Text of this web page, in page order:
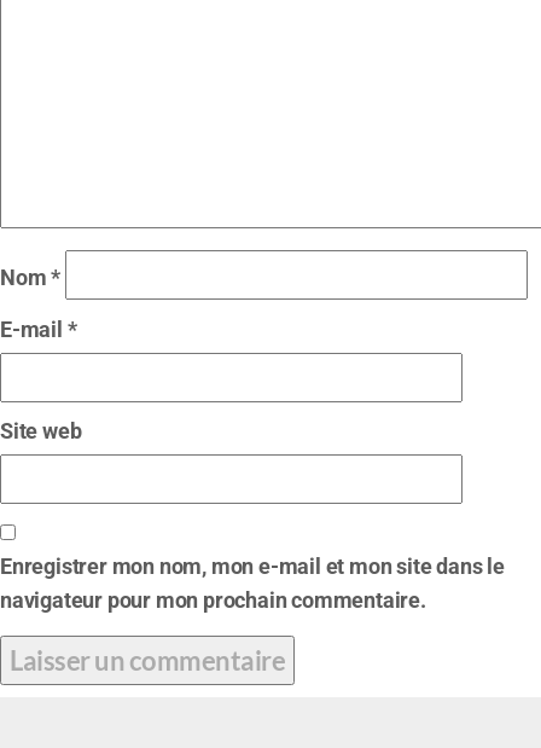
Nom*
E-mail *
Site web
Enregistrer mon nom, mon e-mail et mon site dans le
navigateur pour mon prochain commentaire.